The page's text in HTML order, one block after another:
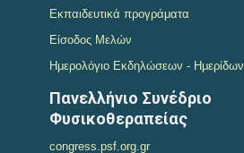
Εκπαιδευτικά προγράματα
Είσοδος Μελών
Ημερολόγιο Εκδηλώσεων - Ημερίδων
Πανελλήνιο Συνέδριο
Φυσικοθεραπείας
congress.psf.org.gr